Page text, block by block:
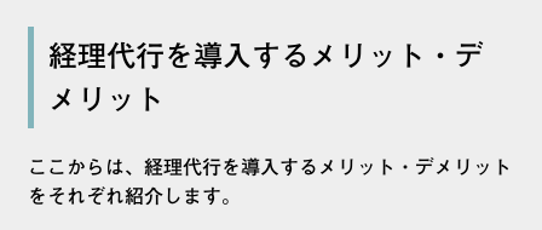
経理代行を導入するメリット・デ
メリット
ここからは、経理代行を導入するメリット・デメリット
をそれぞれ紹介します。